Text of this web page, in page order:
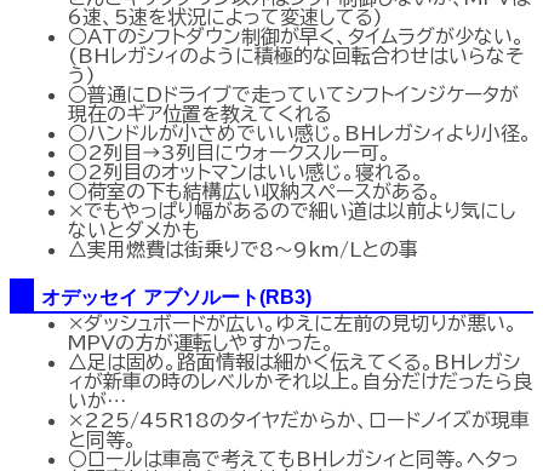
6速、5速を状況によって変速してる)
○ATのシフトダウン制御が早く、タイムラグが少ない。
(BHレガシィのように積極的な回転合わせはいらなそ
う)
○普通にDドライブで走っていてシフトインジケータが
現在のギア位置を教えてくれる
○ハンドルが小さめでいい感じ。BHレガシィより小径。
○2列目→3列目にウォークスルー可。
○2列目のオットマンはいい感じ。寝れる。
○荷室の下も結構広い収納スペースがある。
×でもやっぱり幅があるので細い道は以前より気にし
ないとダメかも
△実用燃費は街乗りで8～9km/Lとの事
オデッセイ アブソルート(RB3)
×ダッシュボードが広い。ゆえに左前の見切りが悪い。
MPVの方が運転しやすかった。
△足は固め。路面情報は細かく伝えてくる。BHレガシ
ィが新車の時のレベルかそれ以上。自分だけだったら良
いが…
×225/45R18のタイヤだからか、ロードノイズが現車
と同等。
○ロールは車高で考えてもBHレガシィと同等。ヘタっ